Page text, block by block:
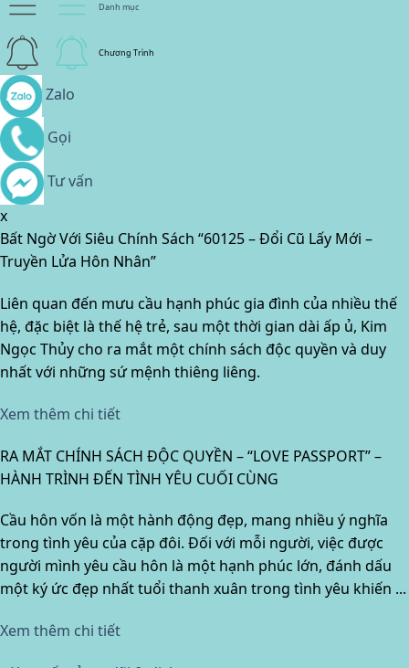
Danh mục
Chương Trình
Zalo
Gọi
Tư vấn
x
Bất Ngờ Với Siêu Chính Sách “60125 – Đổi Cũ Lấy Mới –
Truyền Lửa Hôn Nhân”
Liên quan đến mưu cầu hạnh phúc gia đình của nhiều thế
hệ, đặc biệt là thế hệ trẻ, sau một thời gian dài ấp ủ, Kim
Ngọc Thủy cho ra mắt một chính sách độc quyền và duy
nhất với những sứ mệnh thiêng liêng.
Xem thêm chi tiết
RA MẮT CHÍNH SÁCH ĐỘC QUYỀN – “LOVE PASSPORT” –
HÀNH TRÌNH ĐẾN TÌNH YÊU CUỐI CÙNG
Cầu hôn vốn là một hành động đẹp, mang nhiều ý nghĩa
trong tình yêu của cặp đôi. Đối với mỗi người, việc được
người mình yêu cầu hôn là một hạnh phúc lớn, đánh dấu
một ký ức đẹp nhất tuổi thanh xuân trong tình yêu khiến ...
Xem thêm chi tiết